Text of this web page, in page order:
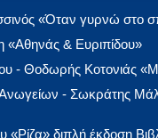
«Όταν γυρνώ στο
& Ευριπίδου»
- Θοδωρής Κοτονιάς
Ανωγείων - Σωκράτης
«Ρίζα» διπλή έκδοση